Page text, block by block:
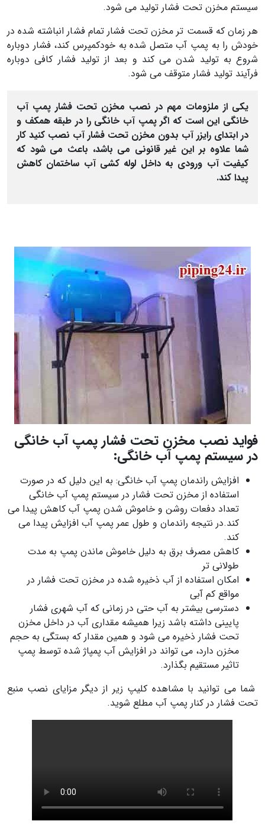
سیستم مخزن تحت فشار تولید می شود.
هر زمان که قسمت تر مخزن تحت فشار تمام فشار انباشته شده در
خودش را به پمپ آب متصل شده به خودکمپرس کند، فشار دوباره
شروع به تولید شدن می کند و بعد از تولید فشار کافی دوباره
فرآیند تولید فشار متوقف می شود.
یکی از ملزومات مهم در نصب مخزن تحت فشار پمپ آب
خانگی این است که اگر پمپ آب خانگی را در طبقه همکف و
در ابتدای رایزر آب بدون مخزن تحت فشار آب نصب کنید کار
شما علاوه بر این غیر قانونی می باشد، باعث می شود که
کیفیت آب ورودی به داخل لوله کشی آب ساختمان کاهش
پیدا کند.
فواید نصب مخزن تحت فشار پمپ آب خانگی
در سیستم پمپ آب خانگی:
افزایش راندمان پمپ آب خانگی: به این دلیل که در صورت
استفاده از مخزن تحت فشار در سیستم پمپ آب خانگی
تعداد دفعات روشن و خاموش شدن پمپ آب کاهش پیدا می
کند.در نتیجه راندمان و طول عمر پمپ آب افزایش پیدا می
کند.
کاهش مصرف برق به دلیل خاموش ماندن پمپ به مدت
طولانی تر
امکان استفاده از آب ذخیره شده در مخزن تحت فشار در
مواقع کم آبی
دسترسی بیشتر به آب حتی در زمانی که آب شهری فشار
پایینی داشته باشد زیرا همیشه مقداری آب در داخل مخزن
تحت فشار ذخیره می شود و همین مقدار که بستگی به حجم
مخزن دارد، می تواند در افزایش آب پمپاژ شده توسط پمپ
تاثیر مستقیم بگذارد.
شما می توانید با مشاهده کلیپ زیر از دیگر مزایای نصب منبع
تحت فشار در کنار پمپ آب مطلع شوید.